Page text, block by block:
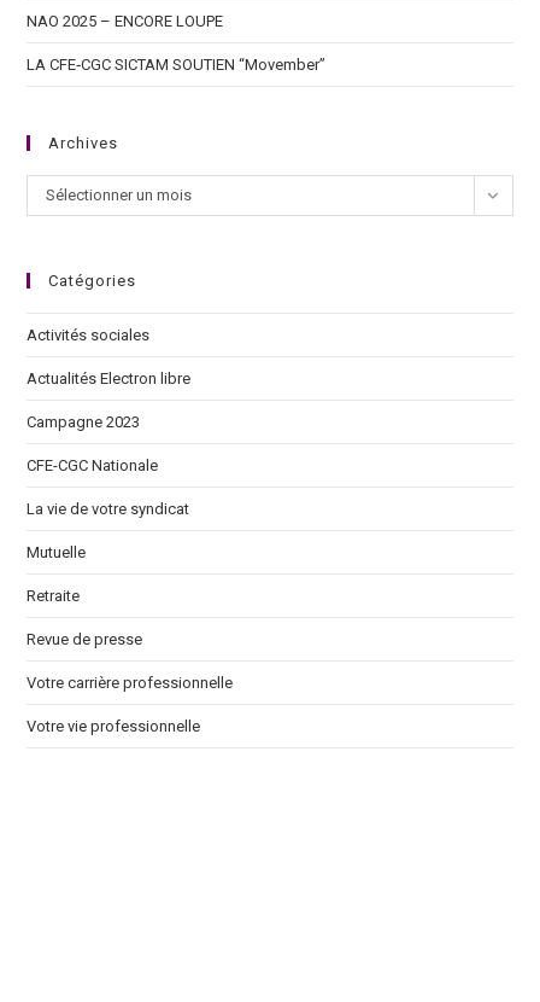
NAO 2025 – ENCORE LOUPE
LA CFE‑CGC SICTAM SOUTIEN “Movember”
Archives
Sélectionner un mois
Catégories
Activités sociales
Actualités Electron libre
Campagne 2023
CFE-CGC Nationale
La vie de votre syndicat
Mutuelle
Retraite
Revue de presse
Votre carrière professionnelle
Votre vie professionnelle